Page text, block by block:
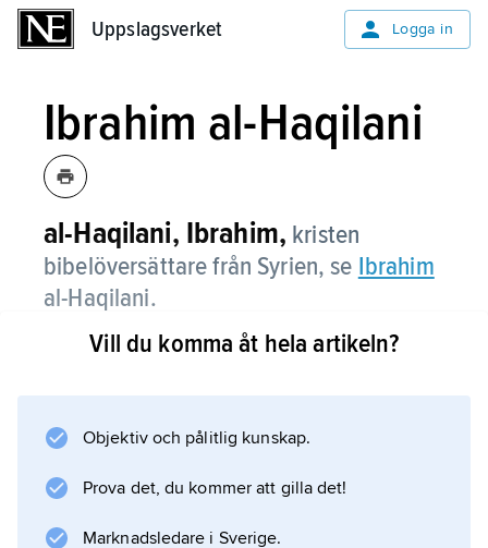
Uppslagsverket Logga in
Ibrahim al-Haqilani
al-Haqilani, Ibrahim, kristen
bibelöversättare från Syrien, se Ibrahim
al-Haqilani.
Information om artikeln
Vill du komma åt hela artikeln?
Objektiv och pålitlig kunskap.
Prova det, du kommer att gilla det!
Marknadsledare i Sverige.